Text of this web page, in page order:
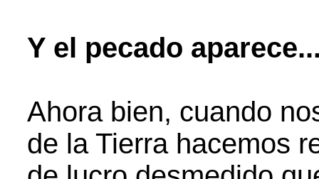
Y el pecado
Ahora bien, cuando
de la Tierra hacemos